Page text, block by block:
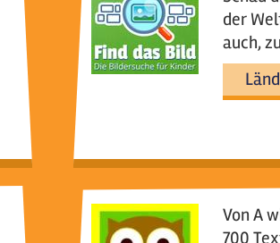
der
auch,
Von A
700